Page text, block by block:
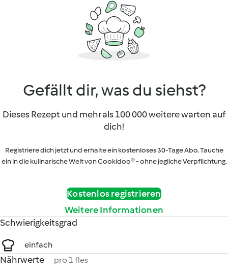
Gefällt dir, was du siehst?
Dieses Rezept und mehr als 100 000 weitere warten auf
dich!
Registriere dich jetzt und erhalte ein kostenloses 30-Tage Abo. Tauche
ein in die kulinarische Welt von Cookidoo® - ohne jegliche Verpflichtung.
Kostenlos registrieren
Weitere Informationen
Schwierigkeitsgrad
einfach
Nährwerte pro 1 fles